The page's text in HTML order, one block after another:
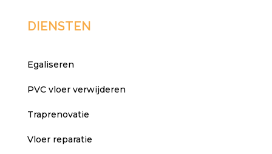
DIENSTEN
Egaliseren
PVC vloer verwijderen
Traprenovatie
Vloer reparatie